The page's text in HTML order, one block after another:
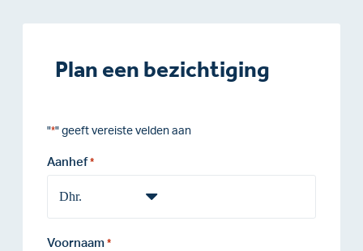
Plan een bezichtiging
"*" geeft vereiste velden aan
Aanhef *
Voornaam *